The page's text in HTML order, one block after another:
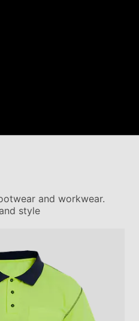
and workwear.
style